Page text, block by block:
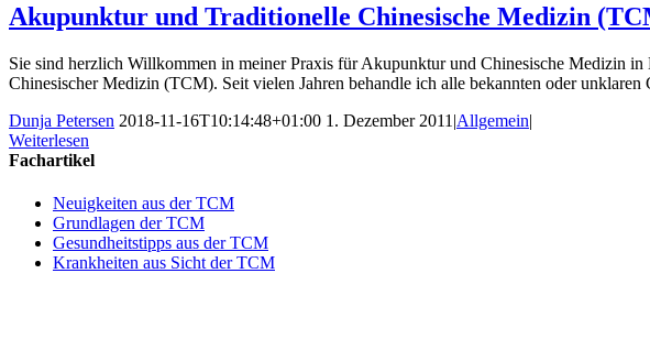
Akupunktur und Traditionelle Chinesische Medizin
Sie sind herzlich Willkommen in meiner Praxis für Akupunktur und Chinesische Medizin
Chinesischer Medizin (TCM). Seit vielen Jahren behandle ich alle bekannten oder
Dunja Petersen 2018-11-16T10:14:48+01:00 1. Dezember 2011 |Allgemein|
Weiterlesen
Fachartikel
Neuigkeiten aus der TCM
Grundlagen der TCM
Gesundheitstipps aus der TCM
Krankheiten aus Sicht der TCM